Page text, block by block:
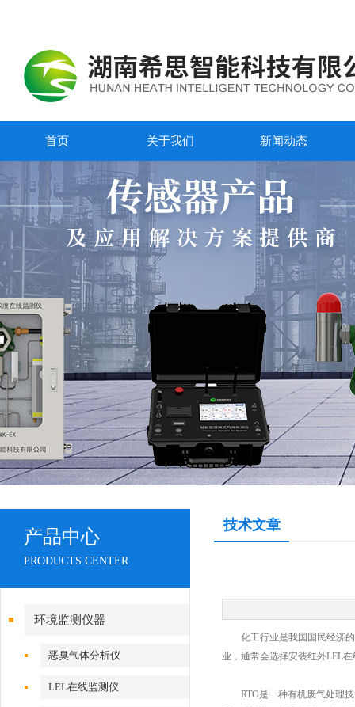
首页 关于我们 新闻动态
产品中心
PRODUCTS CENTER
环境监测仪器
恶臭气体分析仪
LEL在线监测仪
技术文章
化工行业是我国国民经济的
业，通常会选择安装红外LEL
RTO是一种有机废气处理技